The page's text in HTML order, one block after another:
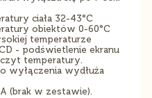
ciała 32-43°C
obiektów 0-60°C
temperaturze
- podświetlenie ekranu
temperatury.
wyłączenia wydłuża
(brak w zestawie).